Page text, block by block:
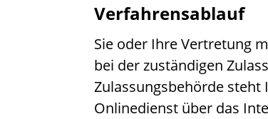
Verfahrensablauf
Sie oder Ihre Vertretung
bei der zuständigen
Zulassungsbehörde
Onlinedienst über das